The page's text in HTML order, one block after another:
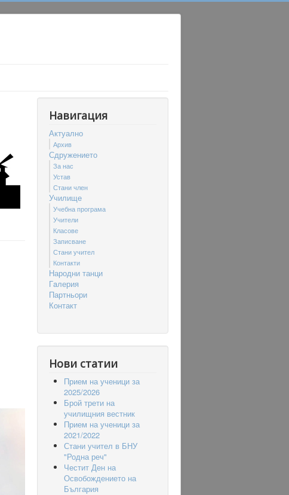
Навигация
Актуално
Архив
Сдружението
За нас
Устав
Стани член
Училище
Учебна програма
Учители
Класове
Записване
Стани учител
Контакти
Народни танци
Гaлерия
Партньори
Контакт
Нови статии
Прием на ученици за
2025/2026
Брой трети на
училищния вестник
Прием на ученици за
2021/2022
Стани учител в БНУ
"Родна реч"
Честит Ден на
Освобождението на
България